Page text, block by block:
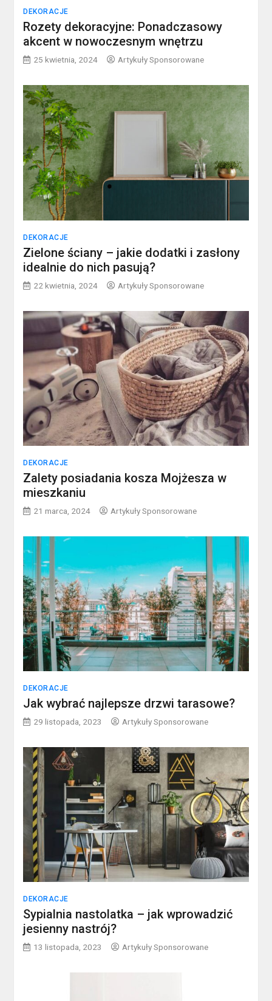
DEKORACJE
Rozety dekoracyjne: Ponadczasowy
akcent w nowoczesnym wnętrzu
25 kwietnia, 2024 Artykuły Sponsorowane
DEKORACJE
Zielone ściany – jakie dodatki i zasłony
idealnie do nich pasują?
22 kwietnia, 2024 Artykuły Sponsorowane
DEKORACJE
Zalety posiadania kosza Mojżesza w
mieszkaniu
21 marca, 2024 Artykuły Sponsorowane
DEKORACJE
Jak wybrać najlepsze drzwi tarasowe?
29 listopada, 2023 Artykuły Sponsorowane
DEKORACJE
Sypialnia nastolatka – jak wprowadzić
jesienny nastrój?
13 listopada, 2023 Artykuły Sponsorowane